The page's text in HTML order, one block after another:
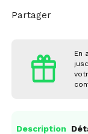
Partager
En
Description